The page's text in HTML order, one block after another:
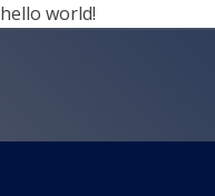
hello world!